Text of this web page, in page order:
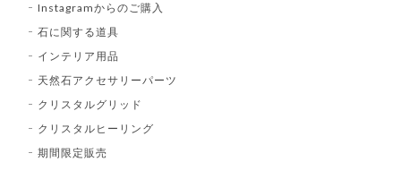
Instagramからのご購入
石に関する道具
インテリア用品
天然石アクセサリーパーツ
クリスタルグリッド
クリスタルヒーリング
期間限定販売